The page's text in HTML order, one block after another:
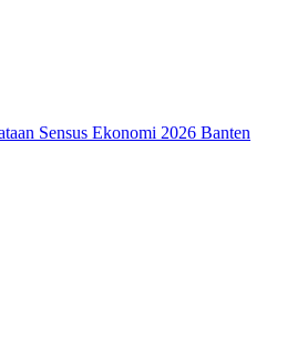
Sensus Ekonomi 2026 Banten